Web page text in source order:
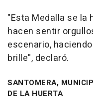
"Esta Medalla se la
hacen sentir
escenario,
brille", declaró.
SANTOMERA,
DE LA HUERTA